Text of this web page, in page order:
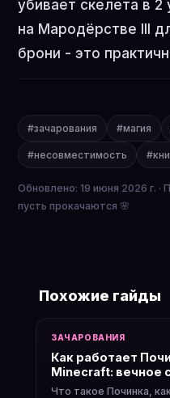
убивает скелета в
на Мародёрстве III
брони - это
#зачарования #магия
#несовместимость
Обновлено: 19 июня 2026 г.
пусть прокачаются 🌸
Похожие гайды
ЗАЧАРОВАНИЯ
Как работает
Minecraft: вечное
Что такое Починка,